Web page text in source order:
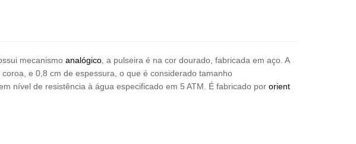
mecanismo analógico , a pulseira é na cor dourado, fabricada em aço. A
e 0,8 cm de espessura, o que é considerado tamanho
nível de resistência à água especificado em 5 ATM. É fabricado por orient